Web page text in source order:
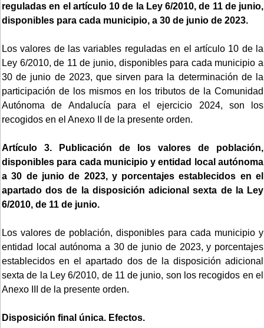
reguladas en el artículo 10 de la Ley 6/2010, de 11 de junio,
disponibles para cada municipio, a 30 de junio de 2023.
Los valores de las variables reguladas en el artículo 10 de la
Ley 6/2010, de 11 de junio, disponibles para cada municipio a
30 de junio de 2023, que sirven para la determinación de la
participación de los mismos en los tributos de la Comunidad
Autónoma de Andalucía para el ejercicio 2024, son los
recogidos en el Anexo II de la presente orden.
Artículo 3. Publicación de los valores de población,
disponibles para cada municipio y entidad local autónoma
a 30 de junio de 2023, y porcentajes establecidos en el
apartado dos de la disposición adicional sexta de la Ley
6/2010, de 11 de junio.
Los valores de población, disponibles para cada municipio y
entidad local autónoma a 30 de junio de 2023, y porcentajes
establecidos en el apartado dos de la disposición adicional
sexta de la Ley 6/2010, de 11 de junio, son los recogidos en el
Anexo III de la presente orden.
Disposición final única. Efectos.